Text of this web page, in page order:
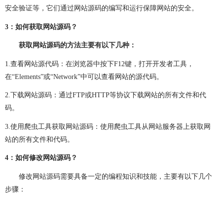
小程序开发费用 成都小程序开发 小程序定制开发
小程序制作 小程序开发问题
安全验证等，它们通过网站源码的编写和运行保障网站的安全。
3 ：如何获取网站源码？
获取网站源码的方法主要有以下几种：
1. 查看网站源代码：在浏览器中按下F12键，打开开发者工具，
在“Elements”或“Network”中可以查看网站的源代码。
2.下载网站源码：通过FTP或HTTP等协议下载网站的所有文件和代
码。
3. 使用爬虫工具获取网站源码：使用爬虫工具从网站服务器上获取网
站的所有文件和代码。
4 ：如何修改网站源码？
修改网站源码需要具备一定的编程知识和技能，主要有以下几个
步骤：